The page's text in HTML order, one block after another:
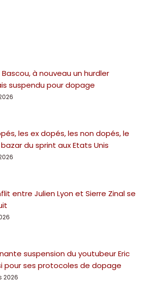
Bascou, à nouveau un hurdler
suspendu pour dopage
les ex dopés, les non dopés, le
du sprint aux Etats Unis
entre Julien Lyon et Sierre Zinal se
suspension du youtubeur Eric
pour ses protocoles de dopage
2026